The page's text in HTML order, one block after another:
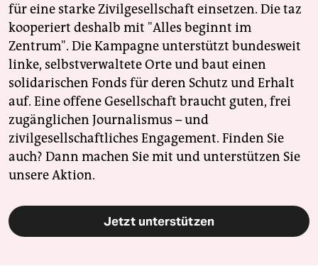
für eine starke Zivilgesellschaft einsetzen. Die taz
kooperiert deshalb mit "Alles beginnt im
Zentrum". Die Kampagne unterstützt bundesweit
linke, selbstverwaltete Orte und baut einen
solidarischen Fonds für deren Schutz und Erhalt
auf. Eine offene Gesellschaft braucht guten, frei
zugänglichen Journalismus – und
zivilgesellschaftliches Engagement. Finden Sie
auch? Dann machen Sie mit und unterstützen Sie
unsere Aktion.
Jetzt unterstützen